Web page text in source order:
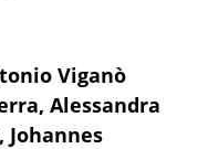
Viganò
Alessandra